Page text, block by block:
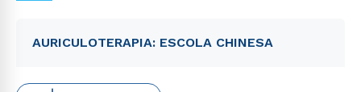
AURICULOTERAPIA: ESCOLA CHINESA